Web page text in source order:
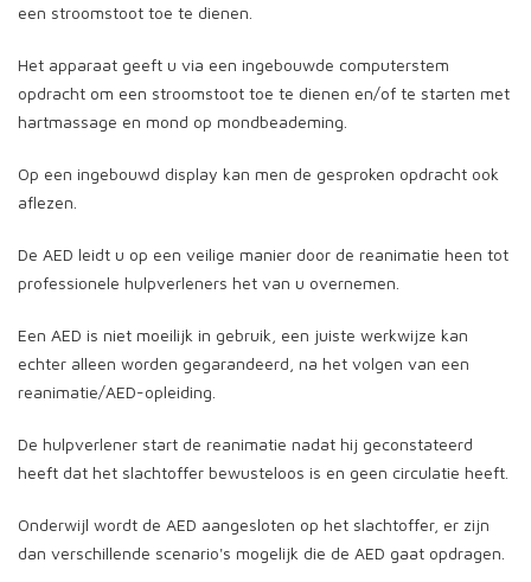
een stroomstoot toe te dienen.
Het apparaat geeft u via een ingebouwde computerstem
opdracht om een stroomstoot toe te dienen en/of te starten met
hartmassage en mond op mondbeademing.
Op een ingebouwd display kan men de gesproken opdracht ook
aflezen.
De AED leidt u op een veilige manier door de reanimatie heen tot
professionele hulpverleners het van u overnemen.
Een AED is niet moeilijk in gebruik, een juiste werkwijze kan
echter alleen worden gegarandeerd, na het volgen van een
reanimatie/AED-opleiding.
De hulpverlener start de reanimatie nadat hij geconstateerd
heeft dat het slachtoffer bewusteloos is en geen circulatie heeft.
Onderwijl wordt de AED aangesloten op het slachtoffer, er zijn
dan verschillende scenario's mogelijk die de AED gaat opdragen.